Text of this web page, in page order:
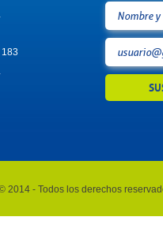
183
2014 - Todos los derechos